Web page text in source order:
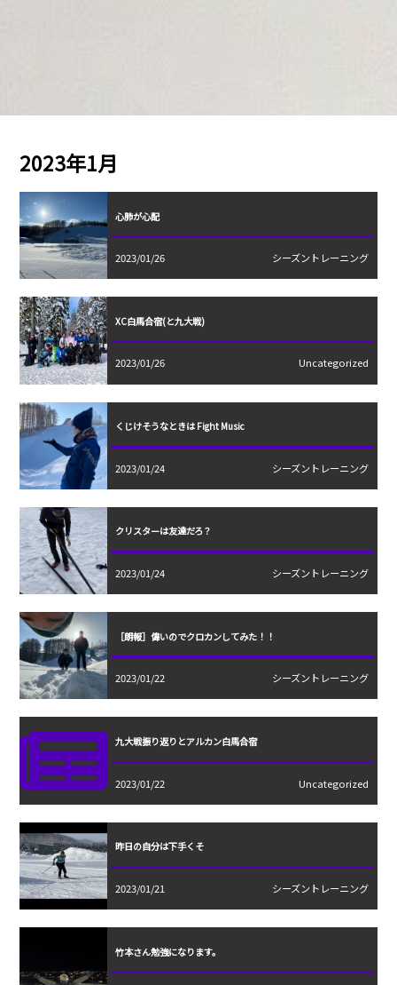
2023年1月
心肺が心配
2023/01/26 シーズントレーニング
XC白馬合宿(と九大戦)
2023/01/26 Uncategorized
くじけそうなときは Fight Music
2023/01/24 シーズントレーニング
クリスターは友達だろ？
2023/01/24 シーズントレーニング
［朗報］偉いのでクロカンしてみた！！
2023/01/22 シーズントレーニング
九大戦振り返りとアルカン白馬合宿
2023/01/22 Uncategorized
昨日の自分は下手くそ
2023/01/21 シーズントレーニング
竹本さん勉強になります。